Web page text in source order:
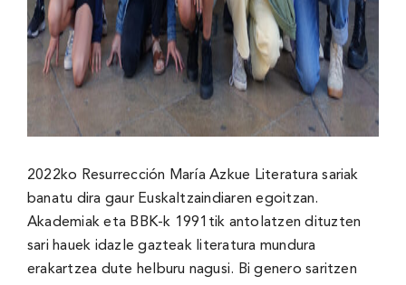
2022ko Resurrección María Azkue Literatura sariak
banatu dira gaur Euskaltzaindiaren egoitzan.
Akademiak eta BBK-k 1991tik antolatzen dituzten
sari hauek idazle gazteak literatura mundura
erakartzea dute helburu nagusi. Bi genero saritzen